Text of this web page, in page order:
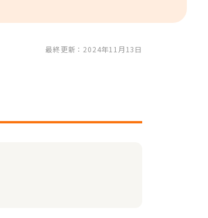
最終更新：2024年11月13日